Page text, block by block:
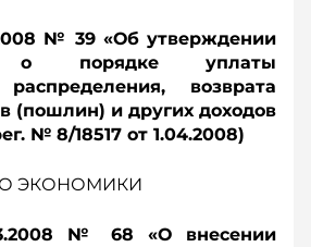
№ 39 «Об утверждении
о порядке уплаты
распределения, возврата
(пошлин) и других доходов
№ 8/18517 от 1.04.2008)
ЭКОНОМИКИ
№ 68 «О внесении